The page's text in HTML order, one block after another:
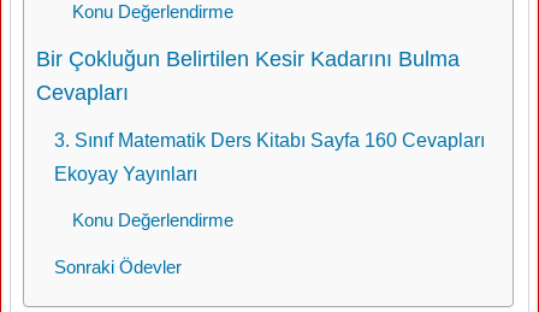
Konu Değerlendirme
Bir Çokluğun Belirtilen Kesir Kadarını Bulma
Cevapları
3. Sınıf Matematik Ders Kitabı Sayfa 160 Cevapları
Ekoyay Yayınları
Konu Değerlendirme
Sonraki Ödevler